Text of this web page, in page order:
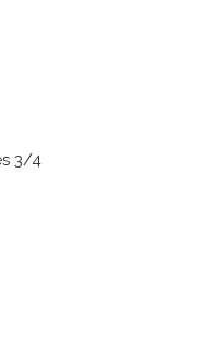
3/4